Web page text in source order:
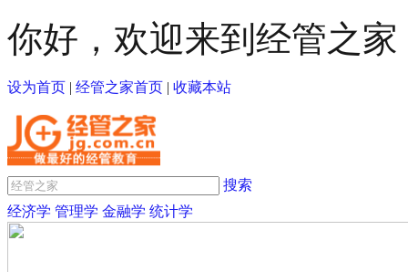
你好，欢迎来到经管之家
设为首页 | 经管之家首页 | 收藏本站
搜索
经济学 管理学 金融学 统计学